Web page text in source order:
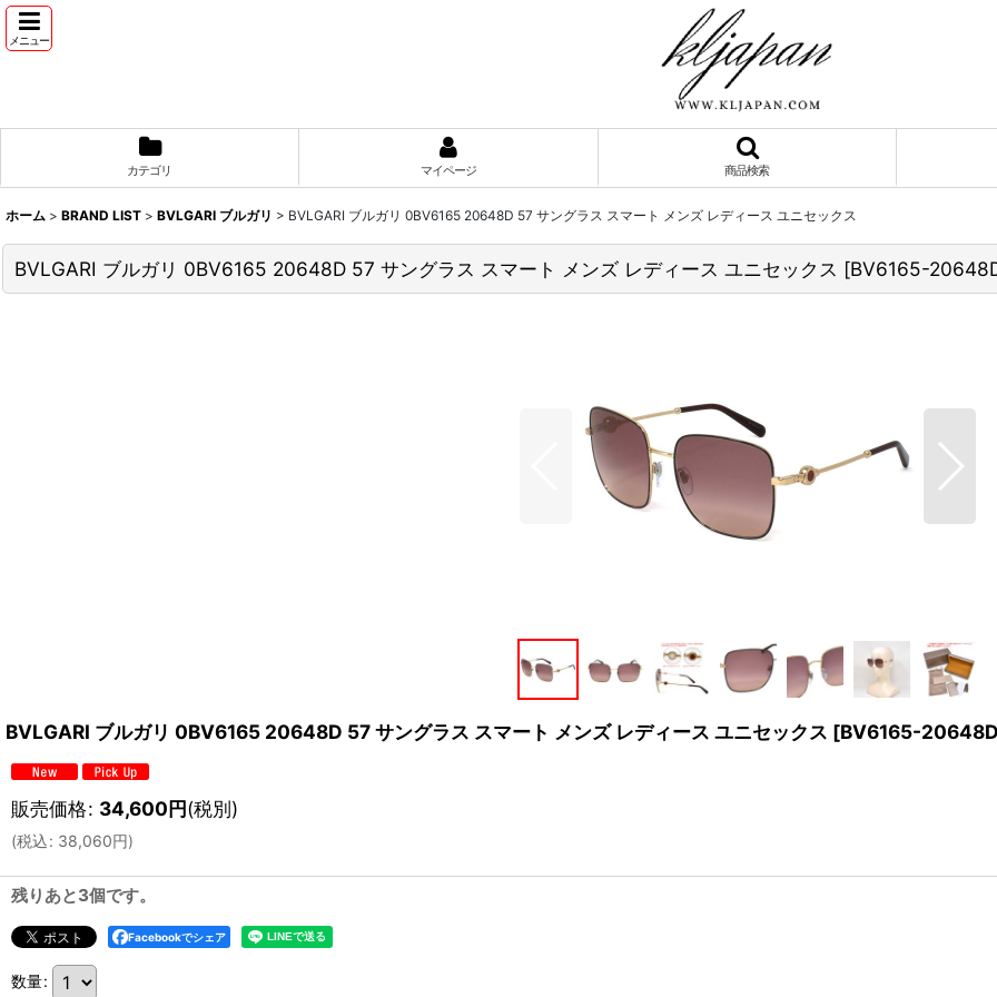
メニュー
カテゴリ マイページ 商品検索
ホーム > BRAND LIST > BVLGARI ブルガリ > BVLGARI ブルガリ 0BV6165 20648D 57 サングラス スマート メンズ レディース ユニセックス
BVLGARI ブルガリ 0BV6165 20648D 57 サングラス スマート メンズ レディース ユニセックス [BV6165-
BVLGARI ブルガリ 0BV6165 20648D 57 サングラス スマート メンズ レディース ユニセックス [BV6165-
販売価格: 34,600円(税別)
(税込: 38,060円)
残りあと3個です。
Facebookでシェア
数量: